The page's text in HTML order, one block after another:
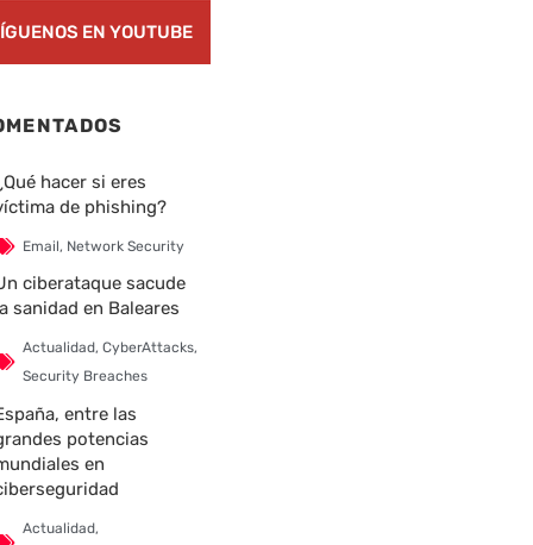
EN YOUTUBE
hacer si eres
de phishing?
Email, Network Security
ciberataque sacude
sanidad en Baleares
Actualidad, CyberAttacks,
Security Breaches
entre las
potencias
en
Actualidad,